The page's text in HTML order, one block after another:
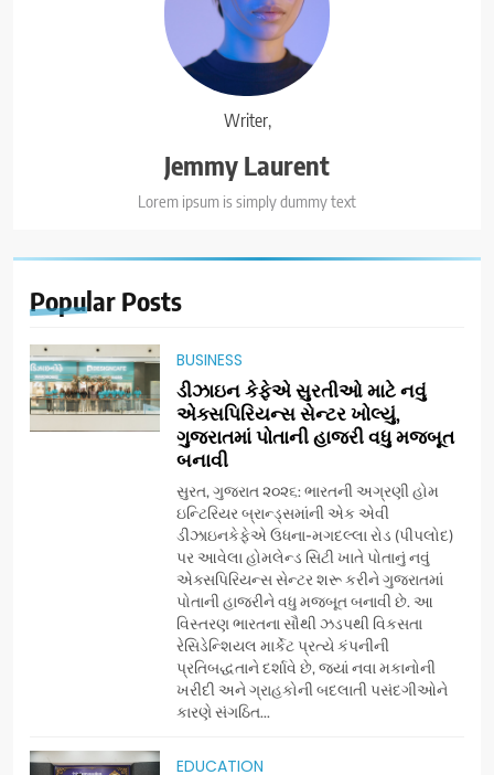
Writer,
Jemmy Laurent
Lorem ipsum is simply dummy text
Popular Posts
BUSINESS
ડીઝાઇન કેફેએ સુરતીઓ માટે નવું
એક્સપિરિયન્સ સેન્ટર ખોલ્યું,
ગુજરાતમાં પોતાની હાજરી વધુ મજબૂત
બનાવી
સુરત, ગુજરાત ૨૦૨૬: ભારતની અગ્રણી હોમ
ઇન્ટિરિયર બ્રાન્ડ્સમાંની એક એવી
ડીઝાઇનકેફેએ ઉધના-મગદલ્લા રોડ (પીપલોદ)
પર આવેલા હોમલેન્ડ સિટી ખાતે પોતાનું નવું
એક્સપિરિયન્સ સેન્ટર શરૂ કરીને ગુજરાતમાં
પોતાની હાજરીને વધુ મજબૂત બનાવી છે. આ
વિસ્તરણ ભારતના સૌથી ઝડપથી વિકસતા
રેસિડેન્શિયલ માર્કેટ પ્રત્યે કંપનીની
પ્રતિબદ્ધતાને દર્શાવે છે, જ્યાં નવા મકાનોની
ખરીદી અને ગ્રાહકોની બદલાતી પસંદગીઓને
કારણે સંગઠિત...
EDUCATION